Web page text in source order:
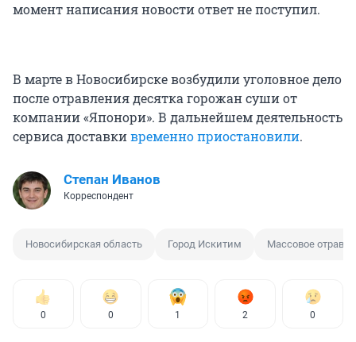
момент написания новости ответ не поступил.
В марте в Новосибирске возбудили уголовное дело
после отравления десятка горожан суши от
компании «Японори». В дальнейшем деятельность
сервиса доставкивременно приостановили.
Степан Иванов
Корреспондент
Новосибирская область Город Искитим Массовое
0 0 1 2 0